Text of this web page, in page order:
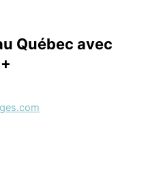
Québec avec